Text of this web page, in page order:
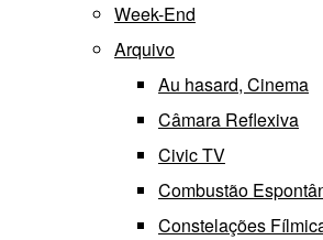
Week-End
Arquivo
Au hasard, Cinema
Câmara Reflexiva
Civic TV
Combustão
Constelações